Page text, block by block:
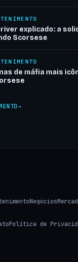
explicado: a
Scorsese
de máfia mais
Negócios
Política de